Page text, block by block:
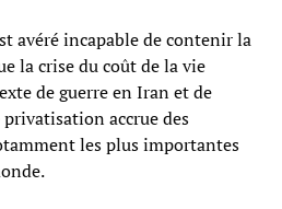
avéré incapable de contenir la
la crise du coût de la vie
de guerre en Iran et de
accrue des
les plus importantes